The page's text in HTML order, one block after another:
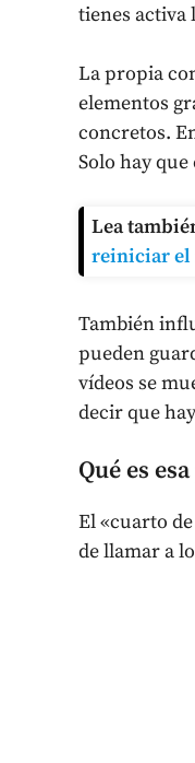
tienes activa
La propia
elementos
concretos.
Solo hay
Lea
reiniciar el
También
pueden
vídeos se
decir que
Qué es
El «cuarto
de llamar a